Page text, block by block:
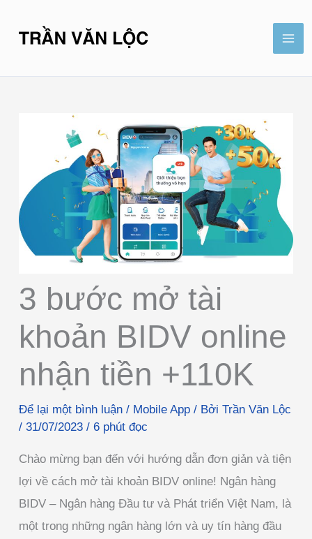
dung
3 bước mở tài
khoản BIDV online
nhận tiền +110K
Để lại một bình luận / Mobile App/ Bởi Trần Văn Lộc
/ 31/07/2023 / 6 phút đọc
Chào mừng bạn đến với hướng dẫn đơn giản và tiện
lợi về cách mở tài khoản BIDV online! Ngân hàng
BIDV – Ngân hàng Đầu tư và Phát triển Việt Nam, là
một trong những ngân hàng lớn và uy tín hàng đầu